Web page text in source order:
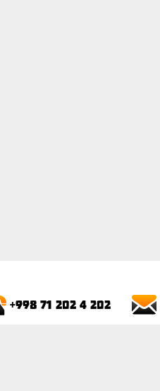
+998 71 202 4 202